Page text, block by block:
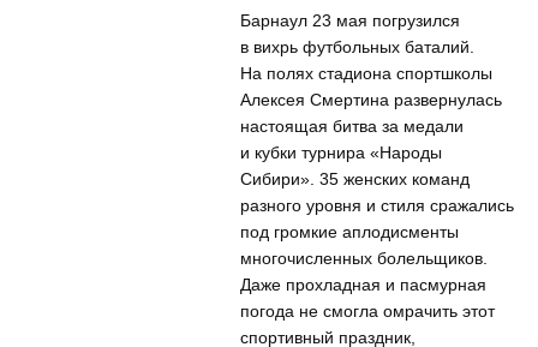
Барнаул 23 мая погрузился
в вихрь футбольных баталий.
На полях стадиона спортшколы
Алексея Смертина развернулась
настоящая битва за медали
и кубки турнира «Народы
Сибири». 35 женских команд
разного уровня и стиля сражались
под громкие аплодисменты
многочисленных болельщиков.
Даже прохладная и пасмурная
погода не смогла омрачить этот
спортивный праздник,